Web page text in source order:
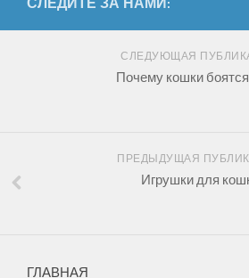
СЛЕДУЮЩАЯ
Почему кошки
ПРЕДЫДУЩАЯ
Игрушки для
ГЛАВНАЯ